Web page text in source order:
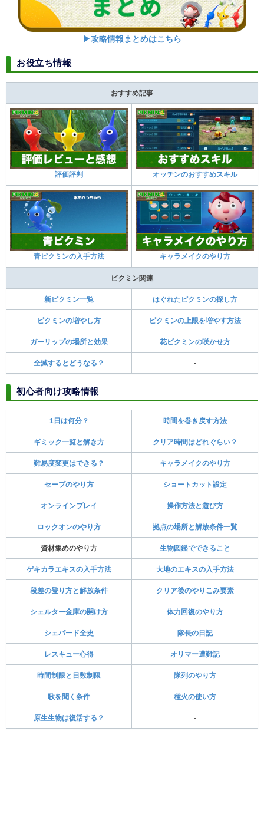
▶攻略情報まとめはこちら
お役立ち情報
おすすめ記事
評価評判 オッチンのおすすめスキル
青ピクミンの入手方法 キャラメイクのやり方
ピクミン関連
新ピクミン一覧 はぐれたピクミンの探し方
ピクミンの増やし方 ピクミンの上限を増やす方法
ガーリップの場所と効果 花ピクミンの咲かせ方
全滅するとどうなる？ -
初心者向け攻略情報
1日は何分？ 時間を巻き戻す方法
ギミック一覧と解き方 クリア時間はどれぐらい？
難易度変更はできる？ キャラメイクのやり方
セーブのやり方 ショートカット設定
オンラインプレイ 操作方法と遊び方
ロックオンのやり方 拠点の場所と解放条件一覧
資材集めのやり方 生物図鑑でできること
ゲキカラエキスの入手方法 大地のエキスの入手方法
段差の登り方と解放条件 クリア後のやりこみ要素
シェルター金庫の開け方 体力回復のやり方
シェパード全史 隊長の日記
レスキュー心得 オリマー遭難記
時間制限と日数制限 隊列のやり方
歌を聞く条件 種火の使い方
原生生物は復活する？ -